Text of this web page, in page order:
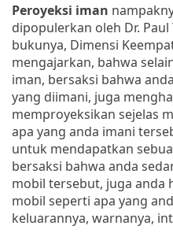
Peroyeksi iman
dipopulerkan oleh Dr.
bukunya, Dimensi
mengajarkan, bahwa
iman, bersaksi bahwa
yang diimani, juga
memproyeksikan sejelas
apa yang anda imani
untuk mendapatkan
bersaksi bahwa anda
mobil tersebut, juga anda
mobil seperti apa yang
keluarannya, warnanya,